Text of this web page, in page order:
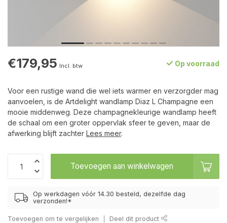
€179,95 Incl. btw Op voorraad
Voor een rustige wand die wel iets warmer en verzorgder mag
aanvoelen, is de Artdelight wandlamp Diaz L Champagne een
mooie middenweg. Deze champagnekleurige wandlamp heeft
de schaal om een groter oppervlak sfeer te geven, maar de
afwerking blijft zachter Lees meer.
Toevoegen aan winkelwagen
Op werkdagen vóór 14.30 besteld, dezelfde dag
verzonden!*
Toevoegen om te vergelijken Deel dit product